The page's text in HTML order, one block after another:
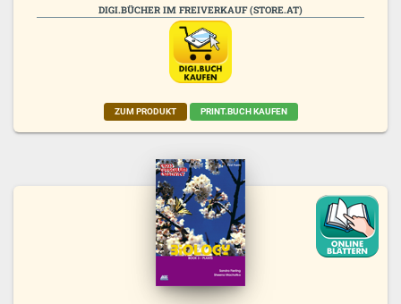
DIGI.BÜCHER IM FREIVERKAUF (STORE.AT)
ZUM PRODUKT PRINT.BUCH KAUFEN